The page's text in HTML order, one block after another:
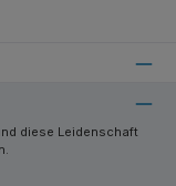
diese Leidenschaft